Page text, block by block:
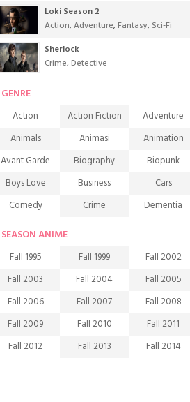
Loki Season 2
Action, Adventure, Fantasy, Sci-Fi
Sherlock
Crime, Detective
GENRE
Action Action Fiction
Adventure
Animals
Animasi
Animation
Avant Garde
Biography
Biopunk
Boys Love
Business
Cars
Comedy
Crime
Dementia
Demons
Drama
Ecchi
Extreme sports
Family
Fantasy
Food
Friendship
Game
Gourmet
Harem
Historical
History
Horror
Investigation
Josei
SEASON ANIME
Fall 1995 Fall 1999
Fall 2002
Fall 2003
Fall 2004
Fall 2005
Fall 2006
Fall 2007
Fall 2008
Fall 2009
Fall 2010
Fall 2011
Fall 2012
Fall 2013
Fall 2014